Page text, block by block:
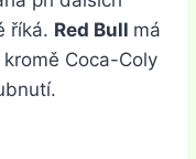
říká. Red Bull má
Coca-Coly